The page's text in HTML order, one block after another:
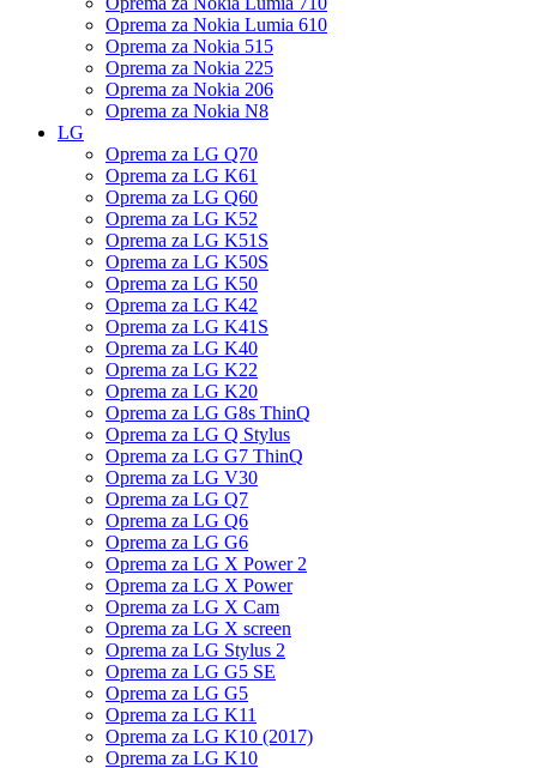
Oprema za Nokia Lumia 610
Oprema za Nokia 515
Oprema za Nokia 225
Oprema za Nokia 206
Oprema za Nokia N8
LG
Oprema za LG Q70
Oprema za LG K61
Oprema za LG Q60
Oprema za LG K52
Oprema za LG K51S
Oprema za LG K50S
Oprema za LG K50
Oprema za LG K42
Oprema za LG K41S
Oprema za LG K40
Oprema za LG K22
Oprema za LG K20
Oprema za LG G8s ThinQ
Oprema za LG Q Stylus
Oprema za LG G7 ThinQ
Oprema za LG V30
Oprema za LG Q7
Oprema za LG Q6
Oprema za LG G6
Oprema za LG X Power 2
Oprema za LG X Power
Oprema za LG X Cam
Oprema za LG X screen
Oprema za LG Stylus 2
Oprema za LG G5 SE
Oprema za LG G5
Oprema za LG K11
Oprema za LG K10 (2017)
Oprema za LG K10